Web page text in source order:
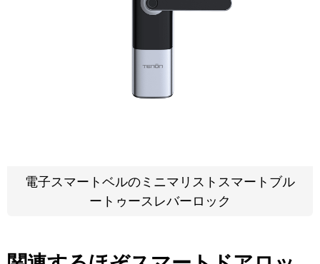
電子スマートベルのミニマリストスマートブル
ートゥースレバーロック